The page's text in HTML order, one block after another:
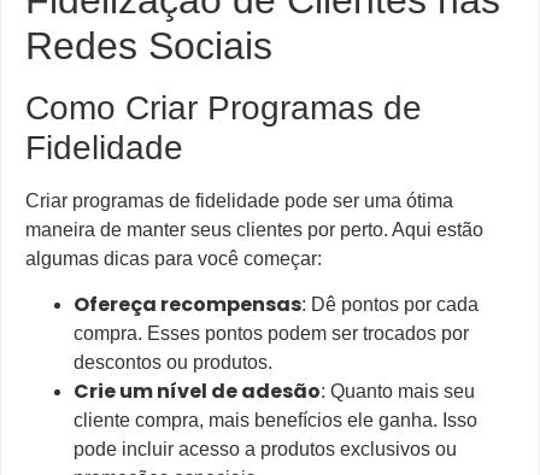
Redes Sociais
Como Criar Programas de
Fidelidade
Criar programas de fidelidade pode ser uma ótima
maneira de manter seus clientes por perto. Aqui estão
algumas dicas para você começar:
Ofereça recompensas: Dê pontos por cada
compra. Esses pontos podem ser trocados por
descontos ou produtos.
Crie um nível de adesão: Quanto mais seu
cliente compra, mais benefícios ele ganha. Isso
pode incluir acesso a produtos exclusivos ou